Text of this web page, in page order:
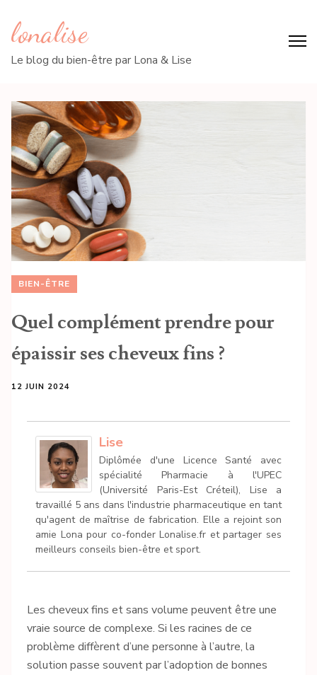
lonalise
Le blog du bien-être par Lona & Lise
BIEN-ÊTRE
Quel complément prendre pour
épaissir ses cheveux fins ?
12 JUIN 2024
Lise
Diplômée d'une Licence Santé avec
spécialité Pharmacie à l'UPEC
(Université Paris-Est Créteil), Lise a
travaillé 5 ans dans l'industrie pharmaceutique en tant
qu'agent de maîtrise de fabrication. Elle a rejoint son
amie Lona pour co-fonder Lonalise.fr et partager ses
meilleurs conseils bien-être et sport.
Les cheveux fins et sans volume peuvent être une
vraie source de complexe. Si les racines de ce
problème diffèrent d’une personne à l’autre, la
solution passe souvent par l’adoption de bonnes